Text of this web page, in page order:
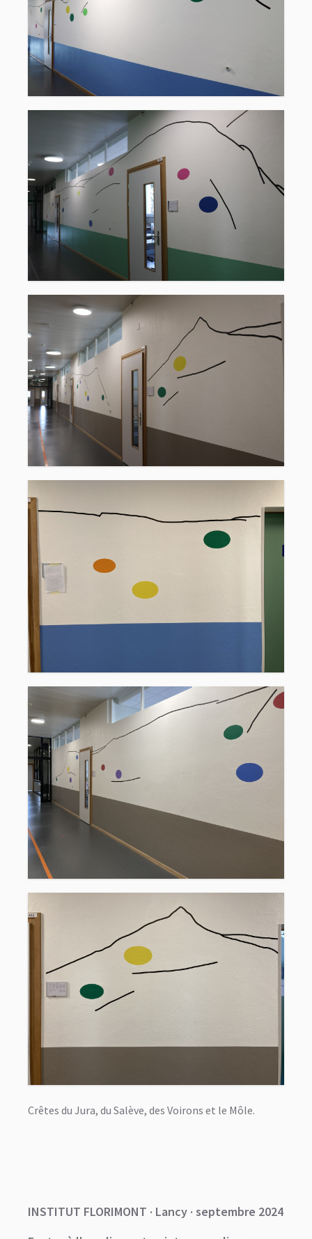
Crêtes du Jura, du Salève, des Voirons et le Môle.
INSTITUT FLORIMONT · Lancy · septembre 2024